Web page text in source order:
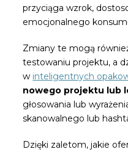
przyciąga wzrok,
emocjonalnego
Zmiany te mogą
testowaniu projektu, a
w inteligentnych
nowego projektu lub
głosowania lub
skanowalnego lub
Dzięki zaletom, jakie